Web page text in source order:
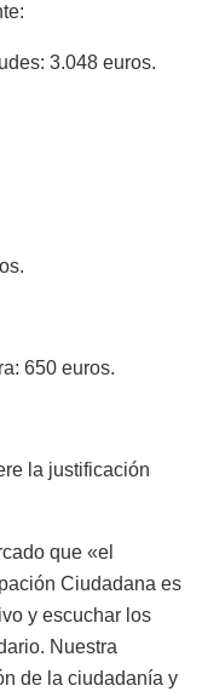
3.048 euros.
650 euros.
la justificación
que «el
Ciudadana es
y escuchar los
Nuestra
de la ciudadanía y